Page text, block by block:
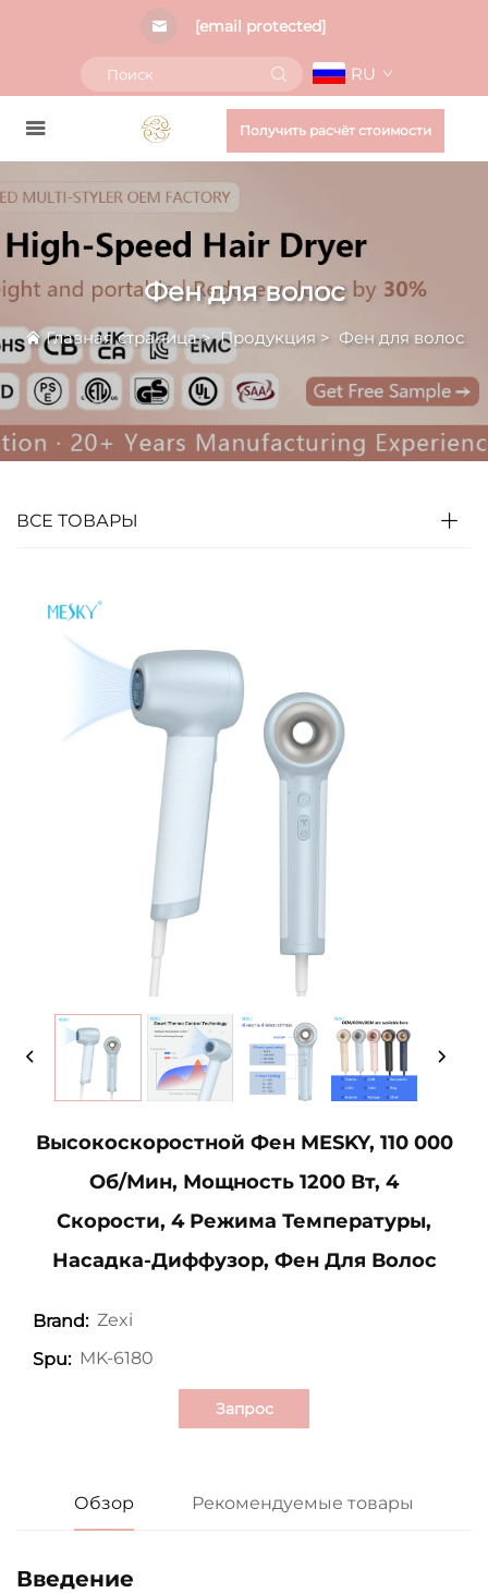
[email protected]
RU
Получить расчёт стоимости
Фен для волос
Главная страница>Продукция> Фен для волос
ВСЕ ТОВАРЫ
Высокоскоростной Фен MESKY, 110 000
Об/мин, Мощность 1200 Вт, 4
Скорости, 4 Режима Температуры,
Насадка-Диффузор, Фен Для Волос
Brand: Zexi
Spu: MK-6180
Запрос
Обзор Рекомендуемые товары
Введение